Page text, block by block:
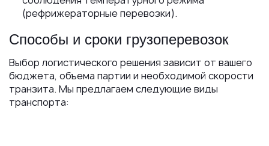
(рефрижераторные перевозки).
Способы и сроки грузоперевозок
Выбор логистического решения зависит от вашего
бюджета, объема партии и необходимой скорости
транзита. Мы предлагаем следующие виды
транспорта: